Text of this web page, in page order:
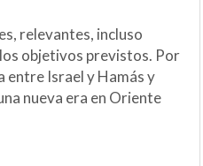
relevantes, incluso
objetivos previstos. Por
entre Israel y Hamás y
nueva era en Oriente